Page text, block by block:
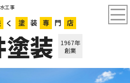
工事
装
1967年
創業